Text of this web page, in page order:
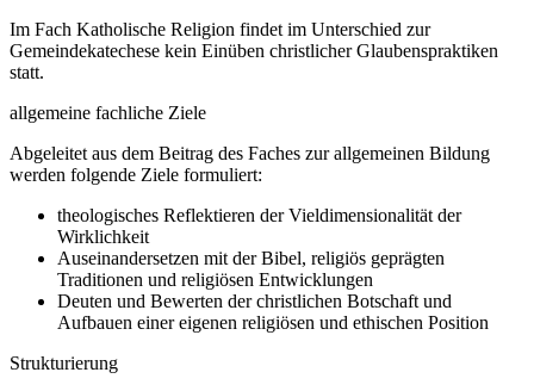
Im Fach Katholische Religion findet im Unterschied zur
Gemeindekatechese kein Einüben christlicher Glaubenspraktiken
statt.
allgemeine fachliche Ziele
Abgeleitet aus dem Beitrag des Faches zur allgemeinen Bildung
werden folgende Ziele formuliert:
theologisches Reflektieren der Vieldimensionalität der
Wirklichkeit
Auseinandersetzen mit der Bibel, religiös geprägten
Traditionen und religiösen Entwicklungen
Deuten und Bewerten der christlichen Botschaft und
Aufbauen einer eigenen religiösen und ethischen Position
Strukturierung